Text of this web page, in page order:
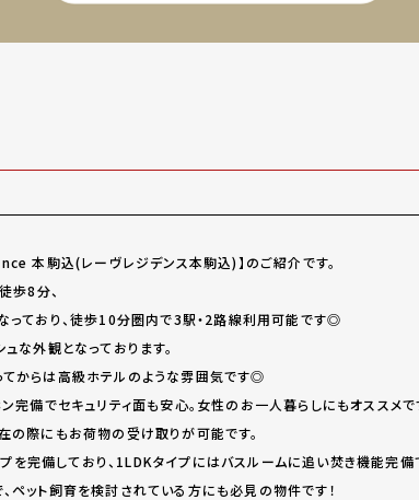
本駒込(レーヴレジデンス本駒込)】のご紹介です。
歩8分、
っており、徒歩10分圏内で3駅・2路線利用可能です◎
な外観となっております。
てからは高級ホテルのような雰囲気です◎
完備でセキュリティ面も安心。女性のお一人暮らしにもオススメで
の際にもお荷物の受け取りが可能です。
を完備しており、1LDKタイプにはバスルームに追い焚き機能完
ペット飼育を検討されている方にも必見の物件です！